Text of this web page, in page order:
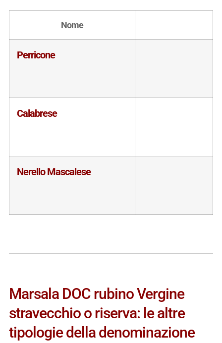
Nome
Perricone
Calabrese
Nerello Mascalese
Marsala DOC rubino Vergine
stravecchio o riserva: le altre
tipologie della denominazione